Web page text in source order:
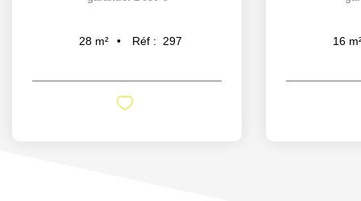
28 m² Réf : 297 16